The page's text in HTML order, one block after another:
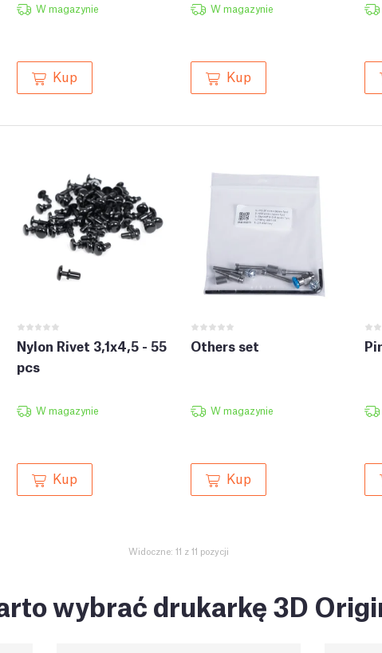
W magazynie
Kup
W magazynie
Kup
Nylon Rivet 3,1x4,5 - 55
pcs
W magazynie
Kup
Others set
W magazynie
Kup
Widoczne: 11 z 11 pozycji
wybrać drukarkę 3D